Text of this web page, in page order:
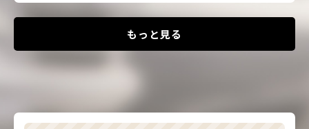
もっと見る